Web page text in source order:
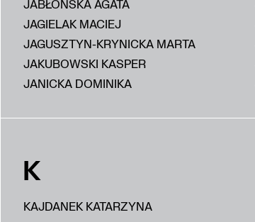
JABŁOŃSKA AGATA
JAGIELAK MACIEJ
JAGUSZTYN-KRYNICKA MARTA
JAKUBOWSKI KASPER
JANICKA DOMINIKA
K
KAJDANEK KATARZYNA